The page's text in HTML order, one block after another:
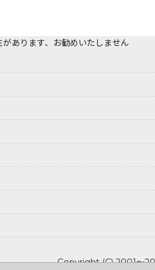
あります、お勧めいたしません
Copyright (C) 2001～